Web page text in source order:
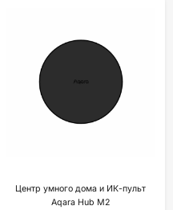
Центр умного дома и ИК-пульт
Aqara Hub M2